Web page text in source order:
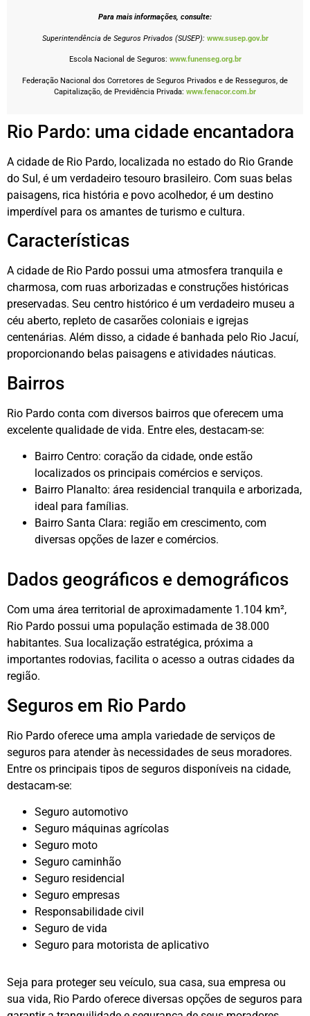
Para mais informações, consulte:
Superintendência de Seguros Privados (SUSEP): www.susep.gov.br
Escola Nacional de Seguros: www.funenseg.org.br
Federação Nacional dos Corretores de Seguros Privados e de Resseguros, de
Capitalização, de Previdência Privada: www.fenacor.com.br
Rio Pardo: uma cidade encantadora
A cidade de Rio Pardo, localizada no estado do Rio Grande
do Sul, é um verdadeiro tesouro brasileiro. Com suas belas
paisagens, rica história e povo acolhedor, é um destino
imperdível para os amantes de turismo e cultura.
Características
A cidade de Rio Pardo possui uma atmosfera tranquila e
charmosa, com ruas arborizadas e construções históricas
preservadas. Seu centro histórico é um verdadeiro museu a
céu aberto, repleto de casarões coloniais e igrejas
centenárias. Além disso, a cidade é banhada pelo Rio Jacuí,
proporcionando belas paisagens e atividades náuticas.
Bairros
Rio Pardo conta com diversos bairros que oferecem uma
excelente qualidade de vida. Entre eles, destacam-se:
Bairro Centro: coração da cidade, onde estão
localizados os principais comércios e serviços.
Bairro Planalto: área residencial tranquila e arborizada,
ideal para famílias.
Bairro Santa Clara: região em crescimento, com
diversas opções de lazer e comércios.
Dados geográficos e demográficos
Com uma área territorial de aproximadamente 1.104 km²,
Rio Pardo possui uma população estimada de 38.000
habitantes. Sua localização estratégica, próxima a
importantes rodovias, facilita o acesso a outras cidades da
região.
Seguros em Rio Pardo
Rio Pardo oferece uma ampla variedade de serviços de
seguros para atender às necessidades de seus moradores.
Entre os principais tipos de seguros disponíveis na cidade,
destacam-se:
Seguro automotivo
Seguro máquinas agrícolas
Seguro moto
Seguro caminhão
Seguro residencial
Seguro empresas
Responsabilidade civil
Seguro de vida
Seguro para motorista de aplicativo
Seja para proteger seu veículo, sua casa, sua empresa ou
sua vida, Rio Pardo oferece diversas opções de seguros para